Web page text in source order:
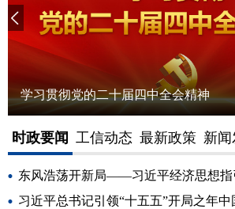
学习贯彻党的二十届四中全会精神
时政要闻 工信动态 最新政策 新